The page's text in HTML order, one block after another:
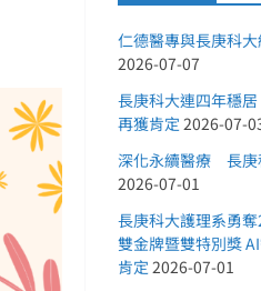
仁德醫專與長庚科
2026-07-07
長庚科大連四年穩
再獲肯定 2026-07-
深化永續醫療 長庚
2026-07-01
長庚科大護理系勇
雙金牌暨雙特別獎
肯定 2026-07-01